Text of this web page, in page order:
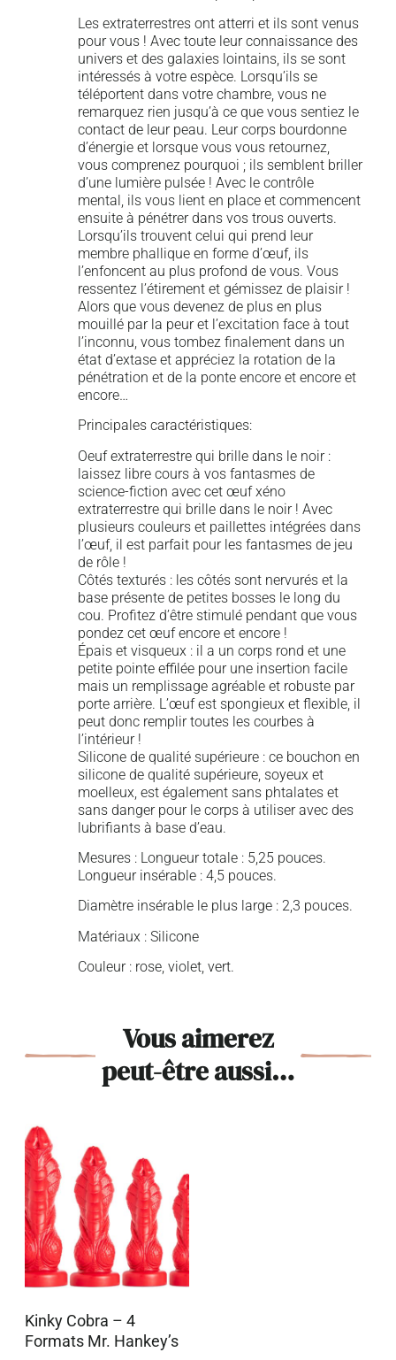
Les extraterrestres ont atterri et ils sont venus
pour vous ! Avec toute leur connaissance des
univers et des galaxies lointains, ils se sont
intéressés à votre espèce. Lorsqu’ils se
téléportent dans votre chambre, vous ne
remarquez rien jusqu’à ce que vous sentiez le
contact de leur peau. Leur corps bourdonne
d’énergie et lorsque vous vous retournez,
vous comprenez pourquoi ; ils semblent briller
d’une lumière pulsée ! Avec le contrôle
mental, ils vous lient en place et commencent
ensuite à pénétrer dans vos trous ouverts.
Lorsqu’ils trouvent celui qui prend leur
membre phallique en forme d’œuf, ils
l’enfoncent au plus profond de vous. Vous
ressentez l’étirement et gémissez de plaisir !
Alors que vous devenez de plus en plus
mouillé par la peur et l’excitation face à tout
l’inconnu, vous tombez finalement dans un
état d’extase et appréciez la rotation de la
pénétration et de la ponte encore et encore et
encore…
Principales caractéristiques:
Oeuf extraterrestre qui brille dans le noir :
laissez libre cours à vos fantasmes de
science-fiction avec cet œuf xéno
extraterrestre qui brille dans le noir ! Avec
plusieurs couleurs et paillettes intégrées dans
l’œuf, il est parfait pour les fantasmes de jeu
de rôle !
Côtés texturés : les côtés sont nervurés et la
base présente de petites bosses le long du
cou. Profitez d’être stimulé pendant que vous
pondez cet œuf encore et encore !
Épais et visqueux : il a un corps rond et une
petite pointe effilée pour une insertion facile
mais un remplissage agréable et robuste par
porte arrière. L’œuf est spongieux et flexible, il
peut donc remplir toutes les courbes à
l’intérieur !
Silicone de qualité supérieure : ce bouchon en
silicone de qualité supérieure, soyeux et
moelleux, est également sans phtalates et
sans danger pour le corps à utiliser avec des
lubrifiants à base d’eau.
Mesures : Longueur totale : 5,25 pouces.
Longueur insérable : 4,5 pouces.
Diamètre insérable le plus large : 2,3 pouces.
Matériaux : Silicone
Couleur : rose, violet, vert.
Vous aimerez
peut-être aussi…
Kinky Cobra – 4
Formats Mr. Hankey’s